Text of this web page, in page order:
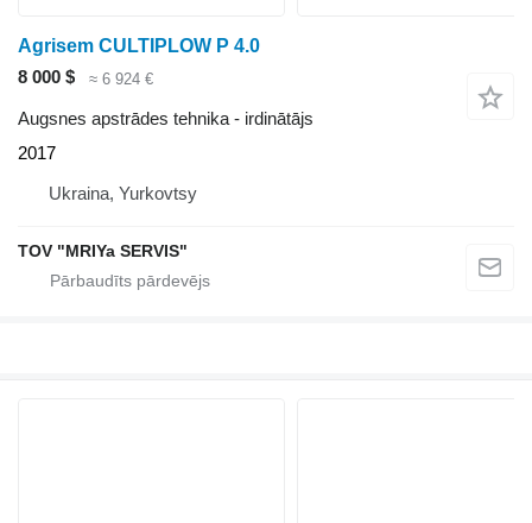
Agrisem CULTIPLOW P 4.0
8 000 $
≈ 6 924 €
Augsnes apstrādes tehnika - irdinātājs
2017
Ukraina, Yurkovtsy
TOV "MRIYa SERVIS"